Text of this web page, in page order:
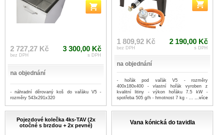
2 727,27 Kč
bez DPH
3 300,00 Kč
s DPH
na objednání
- náhradní děrovaný koš do vařáku V5 -
rozměry 543x291x320
1 809,92 Kč
bez DPH
2 190,00 Kč
s DPH
na objednání
- hořák pod vařák V5 - rozměry
400x180x400 - vlastní hořák vyroben z
kvalitní litiny - výkon hořáku 7.5 kW -
spotřeba 505 g/h - hmotnost 7 kg - ... ...více
Pojezdové kolečka 4ks-TAV (2x
otočné s brzdou + 2x pevné)
Vana kónická do tavidla